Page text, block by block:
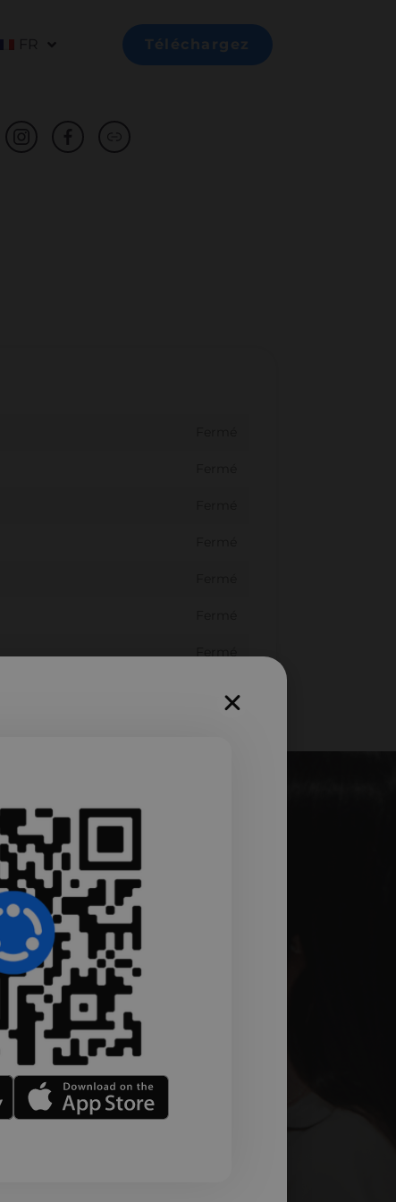
FR Téléchargez